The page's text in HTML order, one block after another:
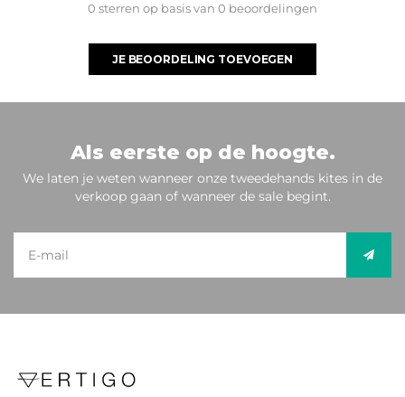
0 sterren op basis van 0 beoordelingen
JE BEOORDELING TOEVOEGEN
Als eerste op de hoogte.
We laten je weten wanneer onze tweedehands kites in de
verkoop gaan of wanneer de sale begint.